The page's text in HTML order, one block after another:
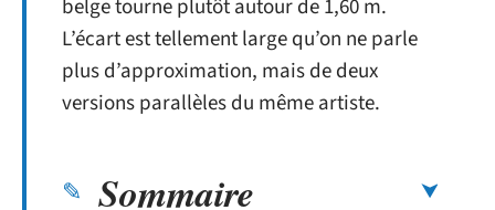
belge tourne plutôt autour de 1,60 m.
L’écart est tellement large qu’on ne parle
plus d’approximation, mais de deux
versions parallèles du même artiste.
Sommaire